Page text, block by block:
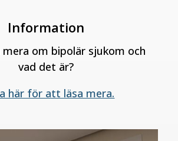
Information
mera om bipolär sjukom och
vad det är?
här för att läsa mera.